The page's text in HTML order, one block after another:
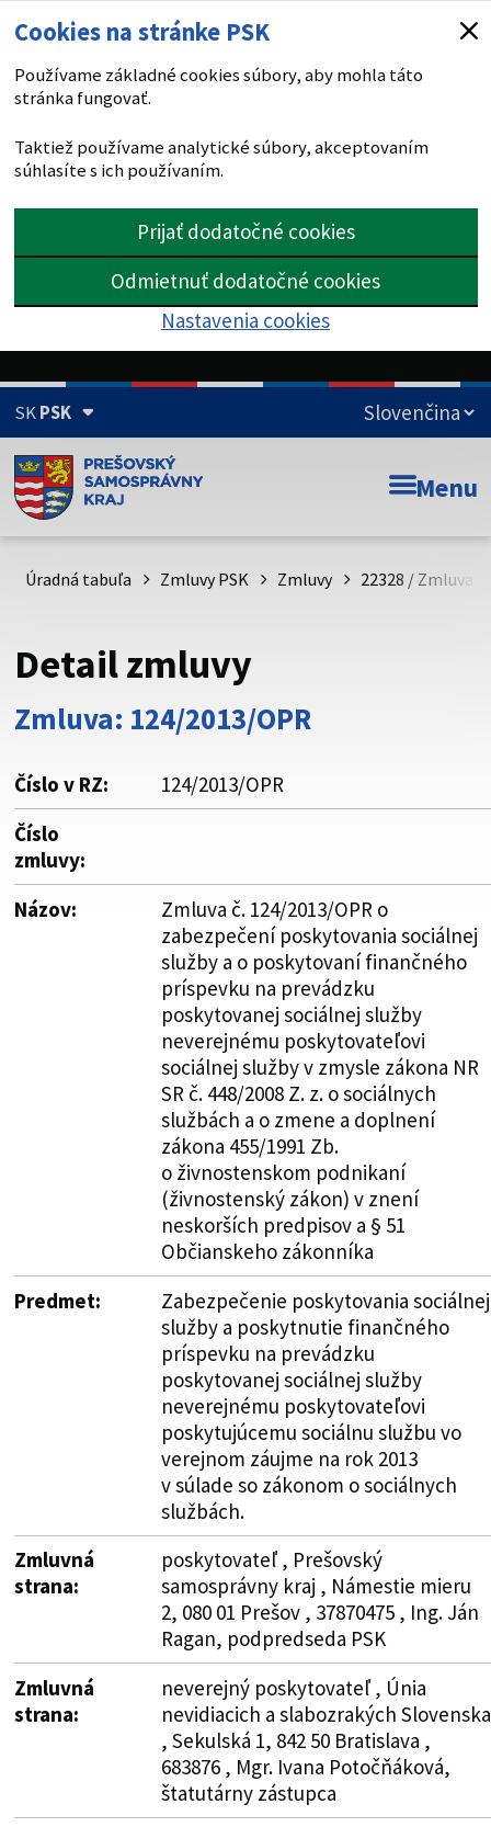
Cookies na stránke PSK
Používame základné cookies súbory, aby mohla táto
stránka fungovať.
Taktiež používame analytické súbory, akceptovaním
súhlasíte s ich používaním.
Prijať dodatočné cookies
Odmietnuť dodatočné cookies
Nastavenia cookies
SKPSK
Doména psk.sk je oficiálna
Toto je oficiálna webová stránka Prešovského
psk.sk.
Buďte pozorní a vždy sa uistite, že zdieľate informácie iba
cez zabezpečenú webovú stránku. Zabezpečená stránka
vždy začína https:// pred názvom domény webového sídla.
Menu
Úradná tabuľa Zmluvy PSK Zmluvy 22328 / Zmluva
Detail zmluvy
Zmluva: 124/2013/OPR
Číslo v RZ:
124/2013/OPR
Číslo
zmluvy:
Názov:
Zmluva č. 124/2013/OPR o
zabezpečení poskytovania sociálnej
služby a o poskytovaní finančného
príspevku na prevádzku
poskytovanej sociálnej služby
neverejnému poskytovateľovi
sociálnej služby v zmysle zákona NR
SR č. 448/2008 Z. z. o sociálnych
službách a o zmene a doplnení
zákona 455/1991 Zb.
o živnostenskom podnikaní
(živnostenský zákon) v znení
neskorších predpisov a § 51
Občianskeho zákonníka
Predmet:
Zabezpečenie poskytovania sociálnej
služby a poskytnutie finančného
príspevku na prevádzku
poskytovanej sociálnej služby
neverejnému poskytovateľovi
poskytujúcemu sociálnu službu vo
verejnom záujme na rok 2013
v súlade so zákonom o sociálnych
službách.
Zmluvná
strana:
poskytovateľ , Prešovský
samosprávny kraj , Námestie mieru
2, 080 01 Prešov , 37870475 , Ing. Ján
Ragan, podpredseda PSK
Zmluvná
strana:
neverejný poskytovateľ , Únia
nevidiacich a slabozrakých Slovenska
, Sekulská 1, 842 50 Bratislava ,
683876 , Mgr. Ivana Potočňáková,
štatutárny zástupca